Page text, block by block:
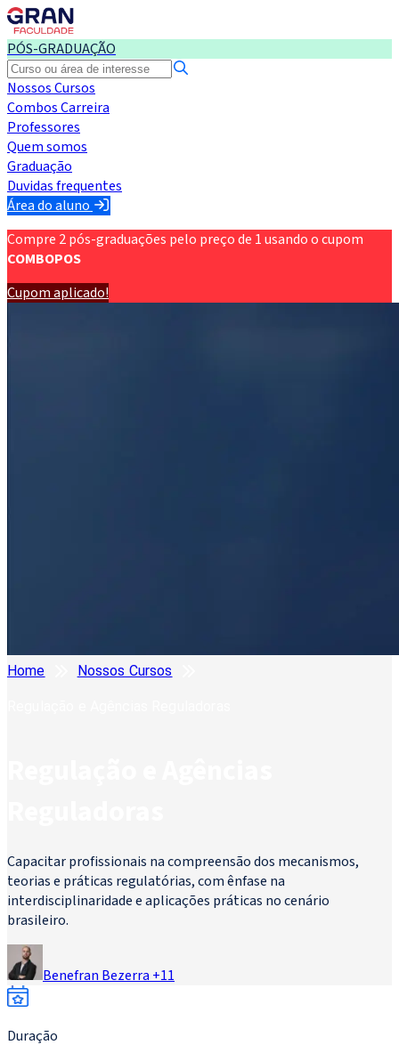
PÓS-GRADUAÇÃO
Nossos Cursos
Combos Carreira
Professores
Quem somos
Graduação
Duvidas frequentes
Área do aluno
Compre 2 pós-graduações pelo preço de 1 usando o cupom
COMBOPOS
Cupom aplicado!
Home Nossos Cursos
Capacitar profissionais na compreensão dos mecanismos,
teorias e práticas regulatórias, com ênfase na
interdisciplinaridade e aplicações práticas no cenário
brasileiro.
Benefran Bezerra +11
Duração